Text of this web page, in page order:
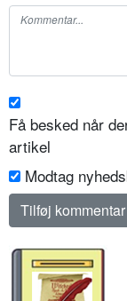
Få besked når
artikel
Modtag